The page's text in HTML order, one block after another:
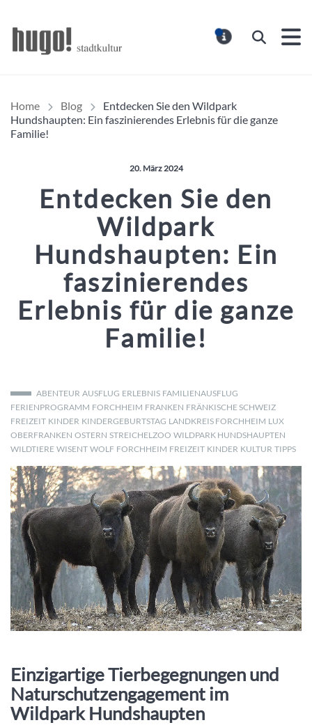
Suchen
Home Blog
Entdecken Sie den Wildpark
Hundshaupten: Ein faszinierendes Erlebnis für die ganze
Familie!
Veröffentlicht am:
20. März 2024
Entdecken Sie den
Wildpark
Hundshaupten: Ein
faszinierendes
Erlebnis für die ganze
Familie!
ABENTEUR AUSFLUG ERLEBNIS FAMILIENAUSFLUG
FERIENPROGRAMM FORCHHEIM FRANKEN FRÄNKISCHE SCHWEIZ
FREIZEIT KINDER KINDERGEBURTSTAG LANDKREIS FORCHHEIM LUX
OBERFRANKEN OSTERN STREICHELZOO WILDPARK HUNDSHAUPTEN
WILDTIERE WISENT WOLF FORCHHEIM FREIZEIT KINDER KULTUR TIPPS
Einzigartige Tierbegegnungen und
Naturschutzengagement im
Wildpark Hundshaupten